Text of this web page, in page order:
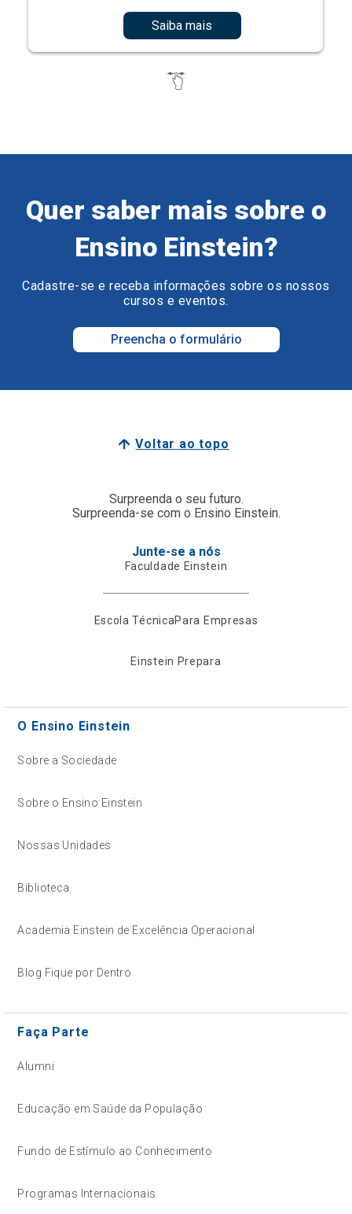
Saiba mais
Quer saber mais sobre o
Ensino Einstein?
Cadastre-se e receba informações sobre os nossos
cursos e eventos.
Preencha o formulário
Voltar ao topo
Surpreenda o seu futuro.
Surpreenda-se com o Ensino Einstein.
Junte-se a nós
Faculdade Einstein
Escola TécnicaPara Empresas
Einstein Prepara
O Ensino Einstein
Sobre a Sociedade
Sobre o Ensino Einstein
Nossas Unidades
Biblioteca
Academia Einstein de Excelência Operacional
Blog Fique por Dentro
Faça Parte
Alumni
Educação em Saúde da População
Fundo de Estímulo ao Conhecimento
Programas Internacionais